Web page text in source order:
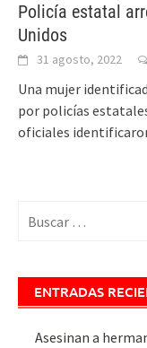
Policía estatal
Unidos
31 agosto, 2022
Una mujer
por policías
oficiales
ENTRADAS
Asesinan a